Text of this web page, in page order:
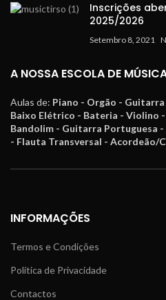
Inscrições
2025/2026
Setembro 8, 2021
A NOSSA ESCOLA DE
Aulas de: Piano - Orgão -
Baixo Elétrico - Bateria - Violino
Bandolim - Guitarra Portuguesa
- Flauta Transversal - Acordeão/
INFORMAÇÕES
Termos e Condições
Política de Privacidade
Contactos